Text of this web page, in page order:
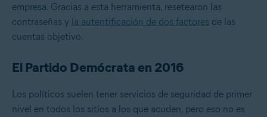
empresa. Gracias a esta herramienta, resetearon las
contraseñas y la autentificación de dos factores de las
cuentas objetivo.
El Partido Demócrata en 2016
Los políticos suelen tener servicios de seguridad de primer
nivel en todos los sitios a los que acuden, pero eso no es